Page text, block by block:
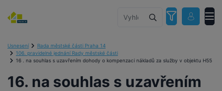
Usnesení
Rada městské části Praha 14
106. pravidelné jednání Rady městské části
16 . na souhlas s uzavřením dohody o kompenzaci nákladů za služby v objektu H55
16. na souhlas s uzavřením